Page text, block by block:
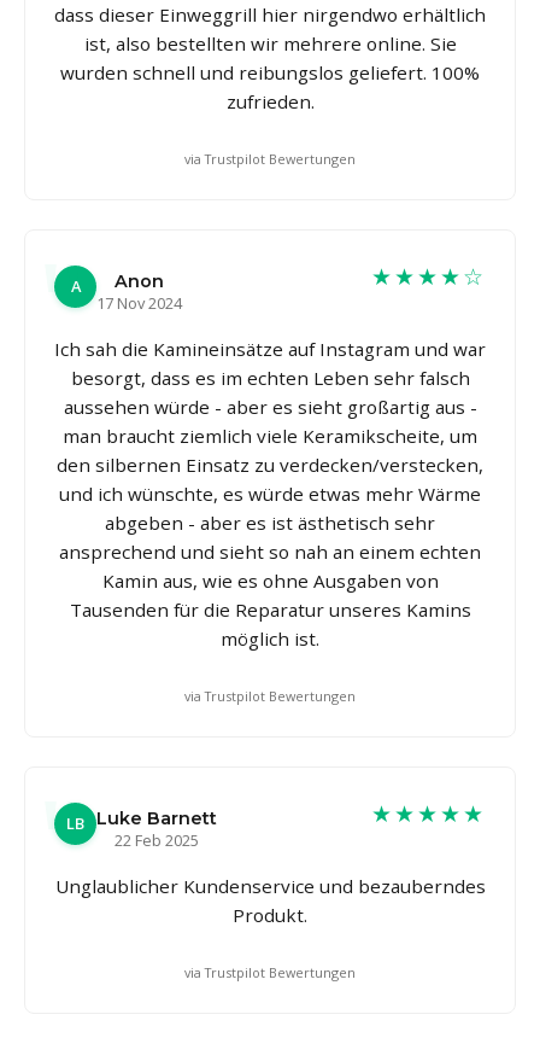
dass dieser Einweggrill hier nirgendwo erhältlich
ist, also bestellten wir mehrere online. Sie
wurden schnell und reibungslos geliefert. 100%
zufrieden.
via Trustpilot Bewertungen
A
Anon
17 Nov 2024
★★★★☆
Ich sah die Kamineinsätze auf Instagram und war
besorgt, dass es im echten Leben sehr falsch
aussehen würde - aber es sieht großartig aus -
man braucht ziemlich viele Keramikscheite, um
den silbernen Einsatz zu verdecken/verstecken,
und ich wünschte, es würde etwas mehr Wärme
abgeben - aber es ist ästhetisch sehr
ansprechend und sieht so nah an einem echten
Kamin aus, wie es ohne Ausgaben von
Tausenden für die Reparatur unseres Kamins
möglich ist.
via Trustpilot Bewertungen
LB
Luke Barnett
22 Feb 2025
★★★★★
Unglaublicher Kundenservice und bezauberndes
Produkt.
via Trustpilot Bewertungen